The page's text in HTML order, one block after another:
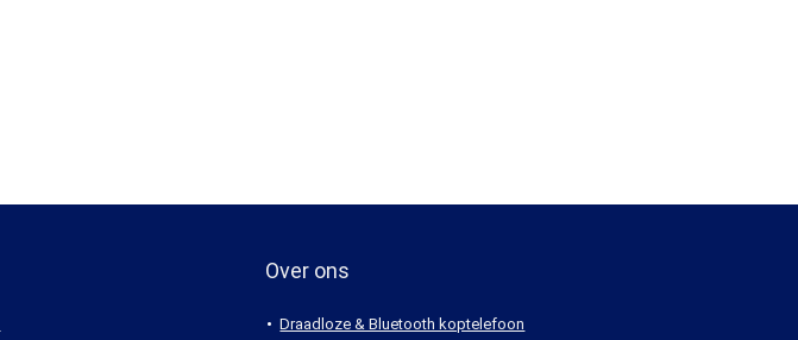
Over ons
Draadloze & Bluetooth koptelefoon